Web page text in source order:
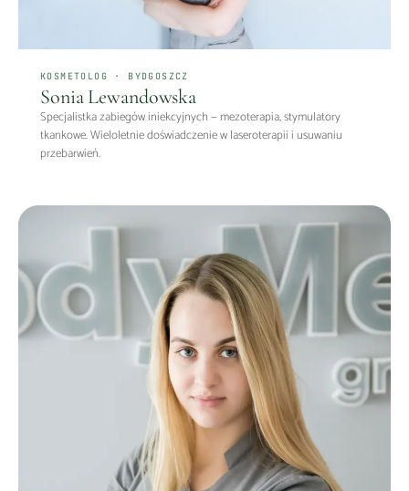
KOSMETOLOG · BYDGOSZCZ
Sonia Lewandowska
Specjalistka zabiegów iniekcyjnych — mezoterapia, stymulatory
tkankowe. Wieloletnie doświadczenie w laseroterapii i usuwaniu
przebarwień.